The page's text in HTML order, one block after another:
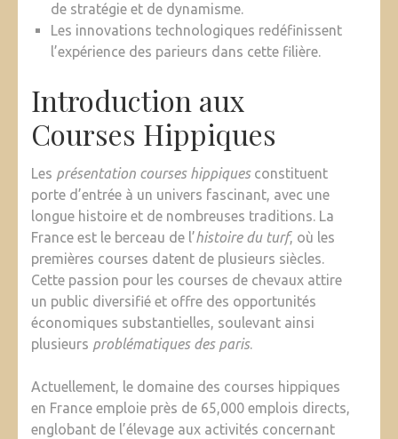
de stratégie et de dynamisme.
Les innovations technologiques redéfinissent
l’expérience des parieurs dans cette filière.
Introduction aux
Courses Hippiques
Les présentation courses hippiquesconstituent
porte d’entrée à un univers fascinant, avec une
longue histoire et de nombreuses traditions. La
France est le berceau de l’histoire du turf, où les
premières courses datent de plusieurs siècles.
Cette passion pour les courses de chevaux attire
un public diversifié et offre des opportunités
économiques substantielles, soulevant ainsi
plusieurs problématiques des paris.
Actuellement, le domaine des courses hippiques
en France emploie près de 65,000 emplois directs,
englobant de l’élevage aux activités concernant